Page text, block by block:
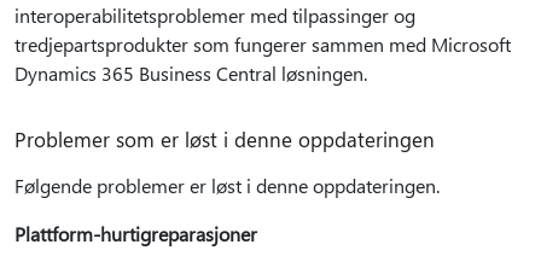
interoperabilitetsproblemer med tilpassinger og
tredjepartsprodukter som fungerer sammen med Microsoft
Dynamics 365 Business Central løsningen.
Problemer som er løst i denne oppdateringen
Følgende problemer er løst i denne oppdateringen.
Plattform-hurtigreparasjoner